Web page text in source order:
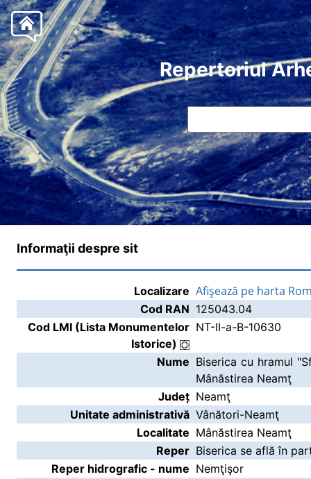
Repertoriul
Informaţii despre sit
Localizare Afişează pe harta
Cod RAN 125043.04
Cod LMI (Lista Monumentelor
Istorice)
NT-II-a-B-10630
Nume Biserica cu hramul
Mânăstirea Neamţ
Județ Neamţ
Unitate administrativă Vânători-Neamţ
Localitate Mânăstirea Neamţ
Reper Biserica se află în
Reper hidrografic - nume Nemţişor